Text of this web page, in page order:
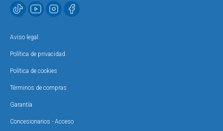
Aviso legal
Política de privacidad
Política de cookies
Términos de compras
Garantía
Concesionarios - Acceso